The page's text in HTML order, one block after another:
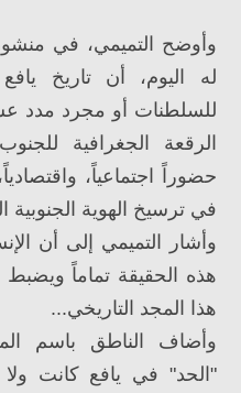
وأوضح التميمي، في منشور
له اليوم، أن تاريخ
للسلطنات أو مجرد مدد
الرقعة الجغرافية
حضوراً اجتماعياً،
في ترسيخ الهوية الجنوبية
وأشار التميمي إلى أن
هذه الحقيقة تماماً ويضبط
هذا المجد التاريخي...
وأضاف الناطق باسم
"الحد" في يافع كانت